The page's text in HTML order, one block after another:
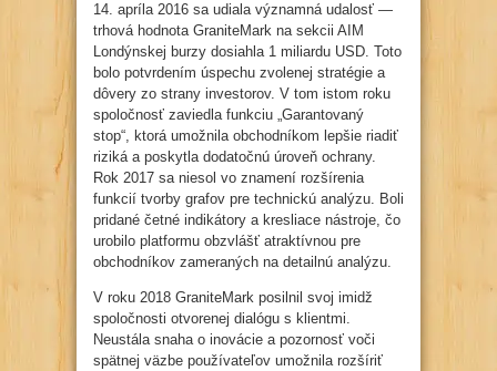
14. apríla 2016 sa udiala významná udalosť —
trhová hodnota GraniteMark na sekcii AIM
Londýnskej burzy dosiahla 1 miliardu USD. Toto
bolo potvrdením úspechu zvolenej stratégie a
dôvery zo strany investorov. V tom istom roku
spoločnosť zaviedla funkciu „Garantovaný
stop“, ktorá umožnila obchodníkom lepšie riadiť
riziká a poskytla dodatočnú úroveň ochrany.
Rok 2017 sa niesol vo znamení rozšírenia
funkcií tvorby grafov pre technickú analýzu. Boli
pridané četné indikátory a kresliace nástroje, čo
urobilo platformu obzvlášť atraktívnou pre
obchodníkov zameraných na detailnú analýzu.
V roku 2018 GraniteMark posilnil svoj imidž
spoločnosti otvorenej dialógu s klientmi.
Neustála snaha o inovácie a pozornosť voči
spätnej väzbe používateľov umožnila rozšíriť